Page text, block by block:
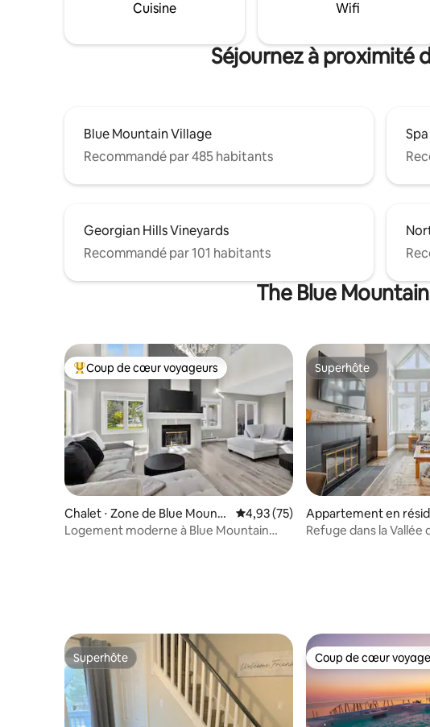
nettoyage désinfecte et assainit en
réservation.
gratuite jusqu'au
LICENCE :
Cuisine Wifi
Séjournez à proximité
Blue Mountain Village
Recommandé par 485 habitants
Georgian Hills Vineyards
Recommandé par 101 habitants
The Blue
Coups de cœur voyageurs les plus appréciés
Coup de cœur voyageurs
Chalet ⋅ Zone de Blue Mounta
in
Évaluation moyenne sur la base
4,93 (75)
Logement moderne à Blue Mountain
Superhôte
Superhôte
Appartement en
Zone de Blue
Refuge dans la Vallée
Superhôte
Superhôte Coup de cœur
Coup de cœur